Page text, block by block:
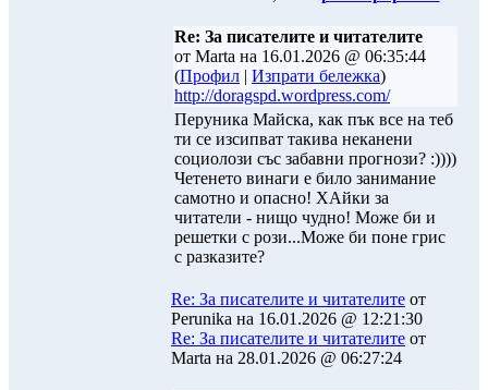
Re: За писателите и читателите
от Marta на 16.01.2026 @ 06:35:44
(Профил | Изпрати бележка)
http://doragspd.wordpress.com/
Перуника Майска, как пък все на теб
ти се изсипват такива неканени
социолози със забавни прогнози? :))))
Четенето винаги е било занимание
самотно и опасно! ХАйки за
читатели - нищо чудно! Може би и
решетки с рози...Може би поне грис
с разказите?
Re: За писателите и читателите от
Perunika на 16.01.2026 @ 12:21:30
Re: За писателите и читателите от
Marta на 28.01.2026 @ 06:27:24